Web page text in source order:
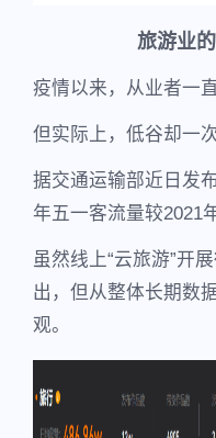
旅游业
疫情以来，从业者一
但实际上，低谷却一
据交通运输部近日发
年五一客流量较2021
虽然线上“云旅游”开
出，但从整体长期数
观。